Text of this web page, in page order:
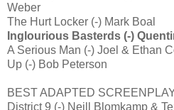
Weber
The Hurt Locker (-) Mark Boal
Inglourious Basterds (-)
A Serious Man (-) Joel & Ethan
Up (-) Bob Peterson
BEST ADAPTED
District 9 (-) Neill Blomkamp &